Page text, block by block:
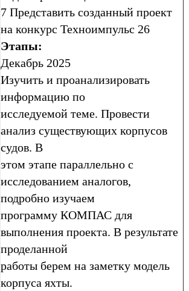
7 Представить созданный проект
на конкурс Техноимпульс 26
Этапы:
Декабрь 2025
Изучить и проанализировать
информацию по
исследуемой теме. Провести
анализ существующих корпусов
судов. В
этом этапе параллельно с
исследованием аналогов,
подробно изучаем
программу КОМПАС для
выполнения проекта. В результате
проделанной
работы берем на заметку модель
корпуса яхты.